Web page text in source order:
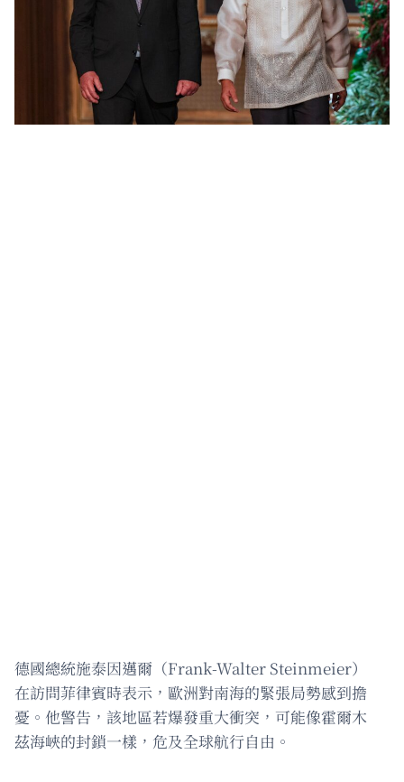
德國總統施泰因邁爾（Frank-Walter Steinmeier）
在訪問菲律賓時表示，歐洲對南海的緊張局勢感到擔
憂。他警告，該地區若爆發重大衝突，可能像霍爾木
茲海峽的封鎖一樣，危及全球航行自由。